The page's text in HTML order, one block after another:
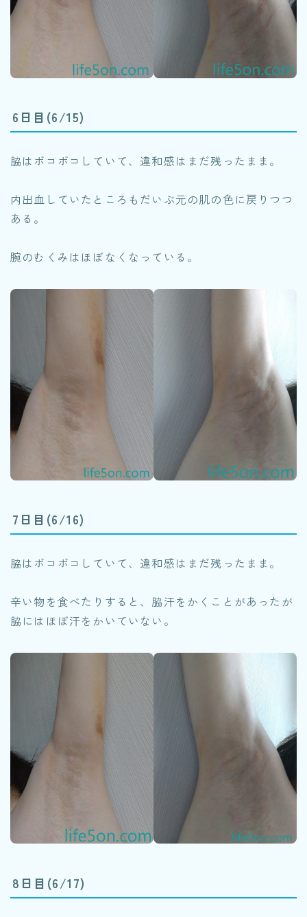
6日目(6/15)
脇はボコボコしていて、違和感はまだ残ったまま。
内出血していたところもだいぶ元の肌の色に戻りつつ
ある。
腕のむくみはほぼなくなっている。
7日目(6/16)
脇はボコボコしていて、違和感はまだ残ったまま。
辛い物を食べたりすると、脇汗をかくことがあったが
脇にはほぼ汗をかいていない。
8日目(6/17)